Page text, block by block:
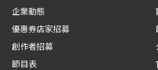
企業動態
優惠券店家招募
創作者招募
節目表